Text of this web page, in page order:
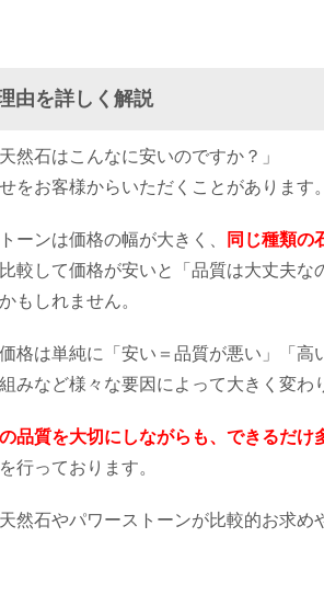
由を詳しく解説
然石はこんなに安いのですか？」
をお客様からいただくことがあります
ーンは価格の幅が大きく、
同じ種類の
較して価格が安いと「品質は大丈夫
もしれません。
格は単純に「安い＝品質が悪い」「
みなど様々な要因によって大きく変わ
品質を大切にしながらも、できるだ
行っております。
然石やパワーストーンが比較的お求